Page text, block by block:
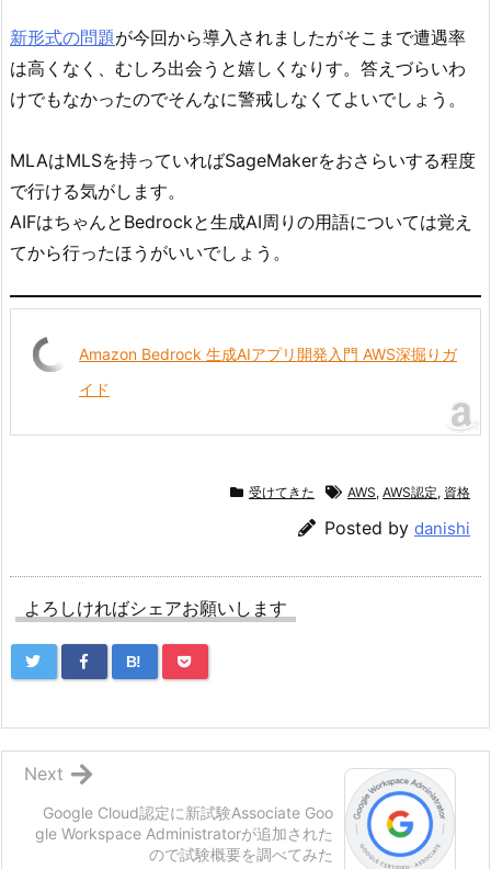
新形式の問題が今回から導入されましたがそこまで遭遇率
は高くなく、むしろ出会うと嬉しくなりす。答えづらいわ
けでもなかったのでそんなに警戒しなくてよいでしょう。
MLAはMLSを持っていればSageMakerをおさらいする程度
で行ける気がします。
AIFはちゃんとBedrockと生成AI周りの用語については覚え
てから行ったほうがいいでしょう。
Amazon Bedrock 生成AIアプリ開発入門 AWS深掘りガ
イド
受けてきた AWS, AWS認定, 資格
Posted by danishi
よろしければシェアお願いします
B!
Google Cloud認定に新試験Associate Goo
gle Workspace Administratorが追加された
ので試験概要を調べてみた
Next